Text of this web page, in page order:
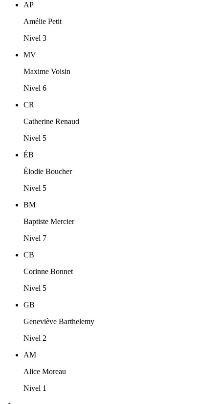
AP
Amélie Petit
Nivel 3
MV
Maxime Voisin
Nivel 6
CR
Catherine Renaud
Nivel 5
ÉB
Élodie Boucher
Nivel 5
BM
Baptiste Mercier
Nivel 7
CB
Corinne Bonnet
Nivel 5
GB
Geneviève Barthelemy
Nivel 2
AM
Alice Moreau
Nivel 1